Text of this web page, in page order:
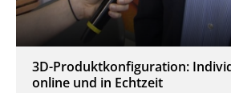
3D-Produktkonfiguration:
online und in Echtzeit